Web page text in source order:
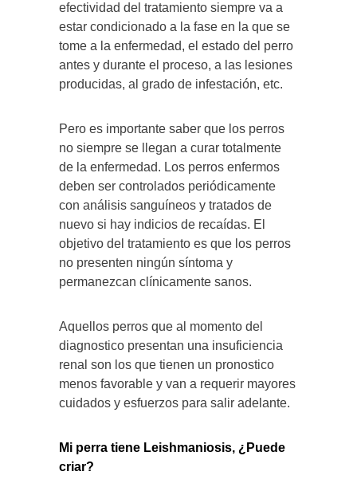
efectividad del tratamiento siempre va a
estar condicionado a la fase en la que se
tome a la enfermedad, el estado del perro
antes y durante el proceso, a las lesiones
producidas, al grado de infestación, etc.
Pero es importante saber que los perros
no siempre se llegan a curar totalmente
de la enfermedad. Los perros enfermos
deben ser controlados periódicamente
con análisis sanguíneos y tratados de
nuevo si hay indicios de recaídas. El
objetivo del tratamiento es que los perros
no presenten ningún síntoma y
permanezcan clínicamente sanos.
Aquellos perros que al momento del
diagnostico presentan una insuficiencia
renal son los que tienen un pronostico
menos favorable y van a requerir mayores
cuidados y esfuerzos para salir adelante.
Mi perra tiene Leishmaniosis, ¿Puede
criar?